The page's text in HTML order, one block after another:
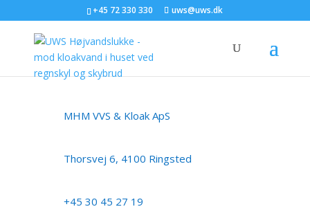
+45 72 330 330 uws@uws.dk
MHM VVS & Kloak ApS
Thorsvej 6, 4100 Ringsted
+45 30 45 27 19